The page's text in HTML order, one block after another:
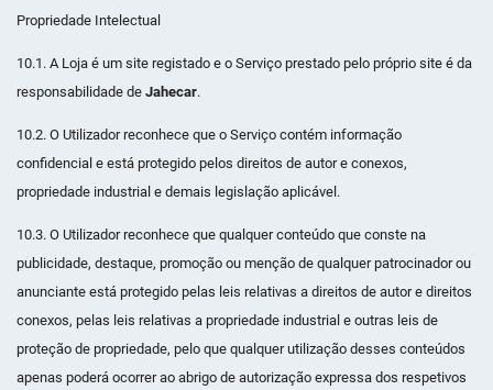
Propriedade Intelectual
10.1. A Loja é um site registado e o Serviço prestado pelo próprio site é da
responsabilidade de Jahecar.
10.2. O Utilizador reconhece que o Serviço contém informação
confidencial e está protegido pelos direitos de autor e conexos,
propriedade industrial e demais legislação aplicável.
10.3. O Utilizador reconhece que qualquer conteúdo que conste na
publicidade, destaque, promoção ou menção de qualquer patrocinador ou
anunciante está protegido pelas leis relativas a direitos de autor e direitos
conexos, pelas leis relativas a propriedade industrial e outras leis de
proteção de propriedade, pelo que qualquer utilização desses conteúdos
apenas poderá ocorrer ao abrigo de autorização expressa dos respetivos